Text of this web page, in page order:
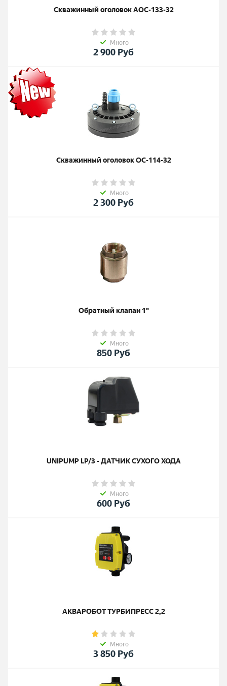
Скважинный оголовок АОС-133-32
Много
2 900 Руб
Скважинный оголовок ОС-114-32
Много
2 300 Руб
Обратный клапан 1"
Много
850 Руб
UNIPUMP LP/3 - ДАТЧИК СУХОГО ХОДА
Много
600 Руб
АКВАРОБОТ ТУРБИПРЕСС 2,2
Много
3 850 Руб